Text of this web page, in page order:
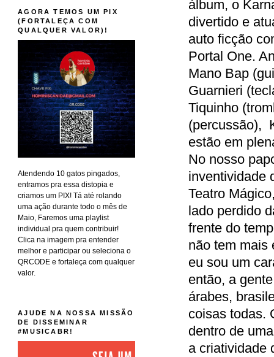
álbum, o
divertido e
auto ficção
Portal One.
Mano Bap
Guarnieri
Tiquinho
(percussão),
estão em
No nosso
inventividade
Teatro
lado perdido
frente do
não tem mais
eu sou um
então, a
árabes,
coisas todas.
dentro de
a criatividade
AGORA TEMOS UM PIX
(FORTALEÇA COM
QUALQUER VALOR)!
Atendendo 10 gatos pingados,
entramos pra essa distopia e
criamos um PIX! Tá até rolando
uma ação durante todo o mês de
Maio, Faremos uma playlist
individual pra quem contribuir!
Clica na imagem pra entender
melhor e participar ou seleciona o
QRCODE e fortaleça com qualquer
valor.
AJUDE NA NOSSA MISSÃO
DE DISSEMINAR
#MUSICABR!